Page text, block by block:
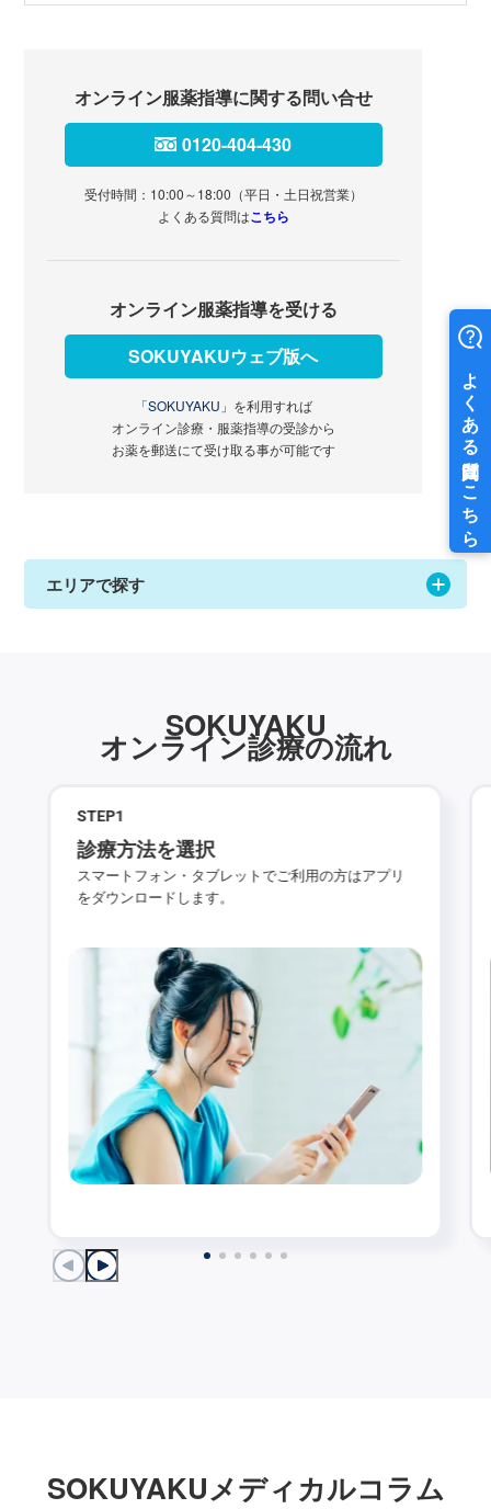
オンライン服薬指導に関する問い合せ
0120-404-430
受付時間：10:00～18:00（平日・土日祝営業）
よくある質問はこちら
オンライン服薬指導を受ける
SOKUYAKUウェブ版へ
「SOKUYAKU」 を利用すれば
オンライン診療・服薬指導の受診から
お薬を郵送にて受け取る事が可能です
エリアで探す
SOKUYAKU
オンライン診療の流れ
STEP1
診療方法を選択
スマートフォン・タブレットでご利用の方はアプリ
をダウンロードします。
SOKUYAKUメディカルコラム